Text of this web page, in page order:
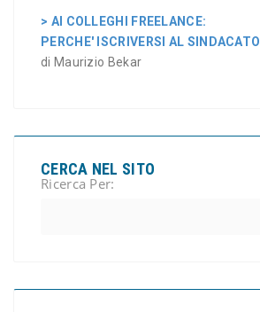
> AI COLLEGHI FREELANCE:
PERCHE' ISCRIVERSI AL SINDACATO
di Maurizio Bekar
CERCA NEL SITO
Ricerca Per: